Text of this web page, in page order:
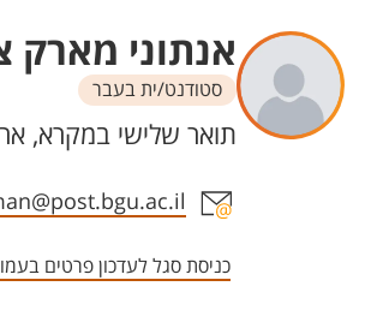
אנתוני מארק
סטודנט/ית בעבר
יחידות
תואר שלישי במקרא,
אזור צור קשר עם
כניסת סגל לעדכון פרטים